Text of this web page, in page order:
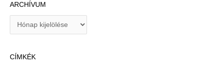
ARCHÍVUM
íCÍMKÉK